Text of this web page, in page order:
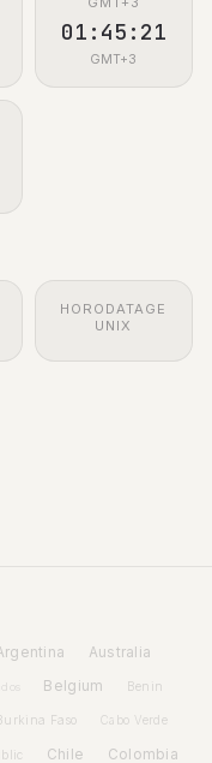
01:45:21
GMT+3
HORODATAGE
UNIX
Australia
Belgium Benin
Faso Cabo Verde
Chile Colombia